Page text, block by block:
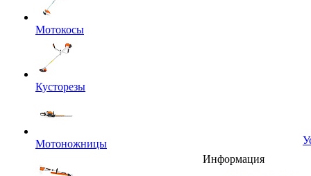
Мотокосы
Кусторезы
Мотоножницы
Информация